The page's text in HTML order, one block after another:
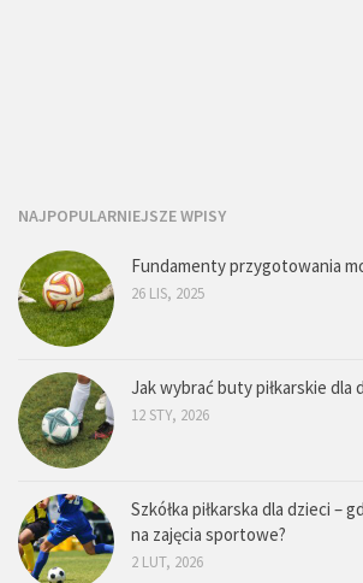
NAJPOPULARNIEJSZE WPISY
Fundamenty przygotowania
26 LIS, 2025
Jak wybrać buty piłkarskie dla
12 STY, 2026
Szkółka piłkarska dla dzieci –
na zajęcia sportowe?
2 LUT, 2026